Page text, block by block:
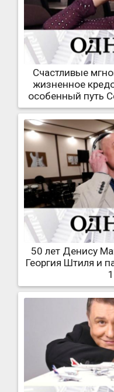
Счастливые
жизненное
особенный путь
50 лет Денису
Георгия Штиля и